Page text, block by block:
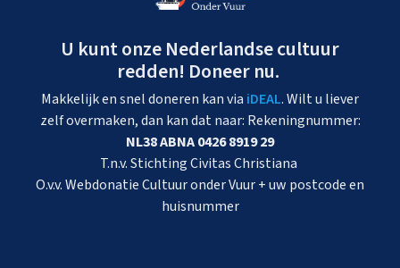
U kunt onze Nederlandse cultuur
redden! Doneer nu.
Makkelijk en snel doneren kan via iDEAL. Wilt u liever
zelf overmaken, dan kan dat naar: Rekeningnummer:
NL38 ABNA 0426 8919 29
T.n.v. Stichting Civitas Christiana
O.v.v. Webdonatie Cultuur onder Vuur + uw postcode en
huisnummer